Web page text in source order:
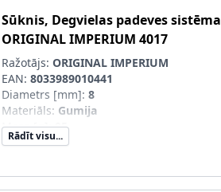
Sūknis, Degvielas padeves sistēma
ORIGINAL IMPERIUM 4017
Ražotājs: ORIGINAL IMPERIUM
EAN: 8033989010441
Diametrs [mm]: 8
Materiāls: Gumija
Masa [g]:95
Pieslēguma īscaurules forma (ieeja)
Rādīt visu...